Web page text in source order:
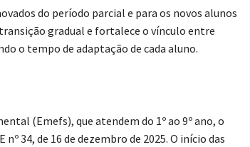
do período parcial e para os novos alunos
gradual e fortalece o vínculo entre
o tempo de adaptação de cada aluno.
(Emefs), que atendem do 1º ao 9º ano, o
34, de 16 de dezembro de 2025. O início das